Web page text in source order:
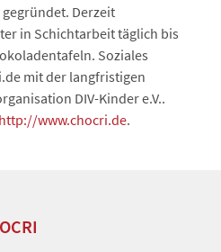
Derzeit
in Schichtarbeit täglich bis
Soziales
mit der langfristigen
DIV-Kinder e.V..
http://www.chocri.de.